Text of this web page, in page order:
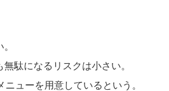
駄になるリスクは小さい。
ューを用意しているという。